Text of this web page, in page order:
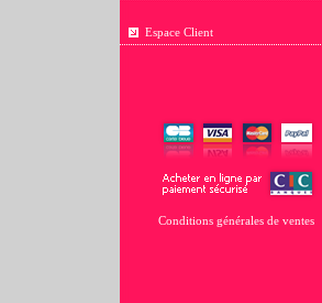
Espace Client
Conditions générales de ventes